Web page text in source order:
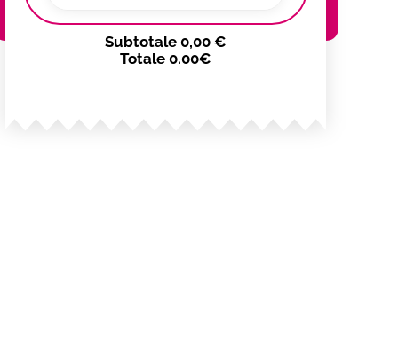
Subtotale 0,00 €
Totale 0.00€